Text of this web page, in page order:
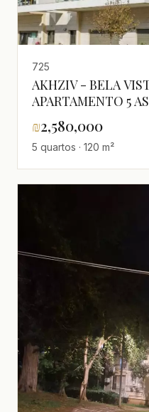
725
AKHZIV - BELA
APARTAMENTO 5
₪2,580,000
5 quartos · 120 m²